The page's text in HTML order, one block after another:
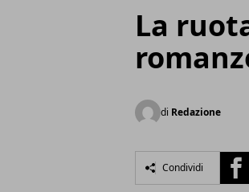
La
di Redazione
Condividi